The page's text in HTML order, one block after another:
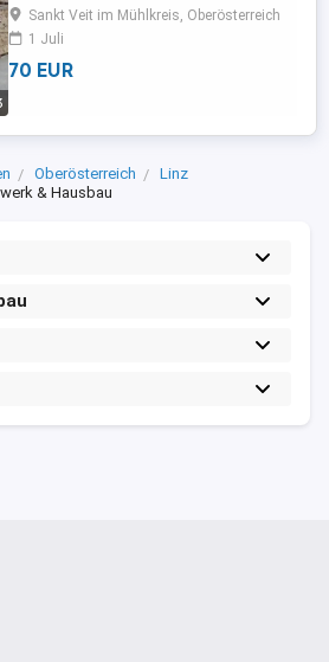
cm, 40 cm, 45 cm, 50 cm, 55 cm, 1 m und 2
m (Eiche, Buche, Esche, Ahorn, Charme,
Tanne) 65 RM im 1 M - 2 M 70 RM 55cm 50
cm - 45cm - 40 cm 33 cm - 25 cm - Palette
Sankt Veit im Mühlkreis, Oberösterreich
1 Juli
70 EUR
Oberösterreich
Linz
& Hausbau